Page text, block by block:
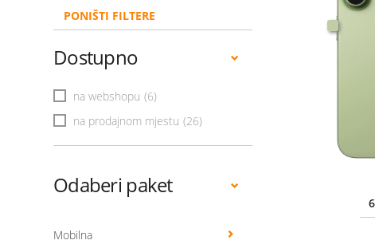
PONIŠTI FILTERE
Dostupno
na webshopu (6)
na prodajnom mjestu (26)
Odaberi paket
Mobilna